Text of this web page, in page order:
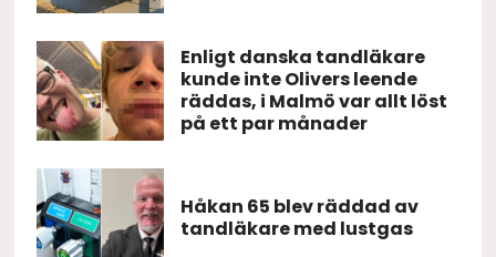
Enligt danska tandläkare
kunde inte Olivers leende
räddas, i Malmö var allt löst
på ett par månader
Håkan 65 blev räddad av
tandläkare med lustgas